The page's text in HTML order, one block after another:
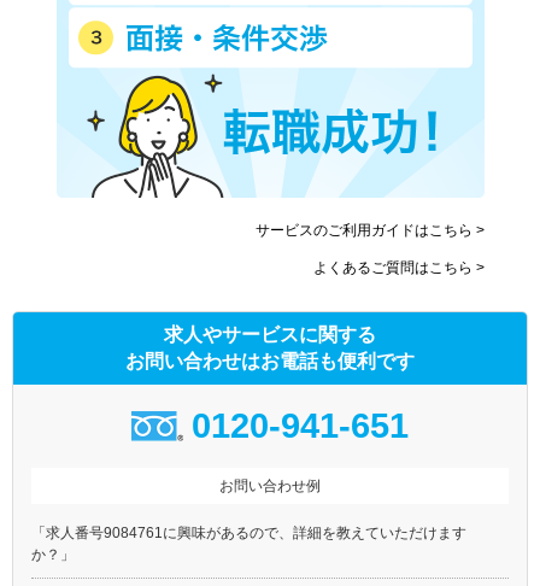
サービスのご利用ガイドはこちら >
よくあるご質問はこちら >
求人やサービスに関する
お問い合わせはお電話も便利です
0120-941-651
お問い合わせ例
「求人番号9084761に興味があるので、詳細を教えていただけます
か？」